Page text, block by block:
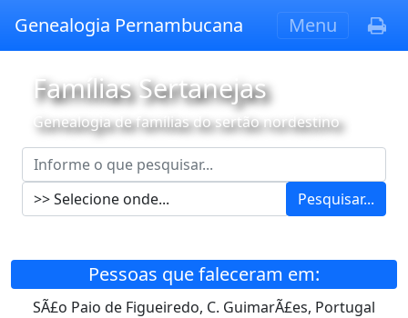
Genealogia Pernambucana Menu
Famílias Sertanejas
Genealogia de famílias do sertão nordestino
Pesquisar...
Pessoas que faleceram em:
SÃ£o Paio de Figueiredo, C. GuimarÃ£es, Portugal